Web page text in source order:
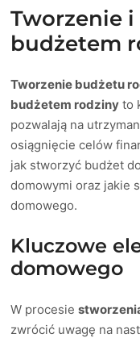
Tworzenie
budżetem
Tworzenie budżetu
budżetem rodziny to
pozwalają na
osiągnięcie celów
jak stworzyć budżet
domowymi oraz jakie
domowego.
Kluczowe
domowego
W procesie
zwrócić uwagę na